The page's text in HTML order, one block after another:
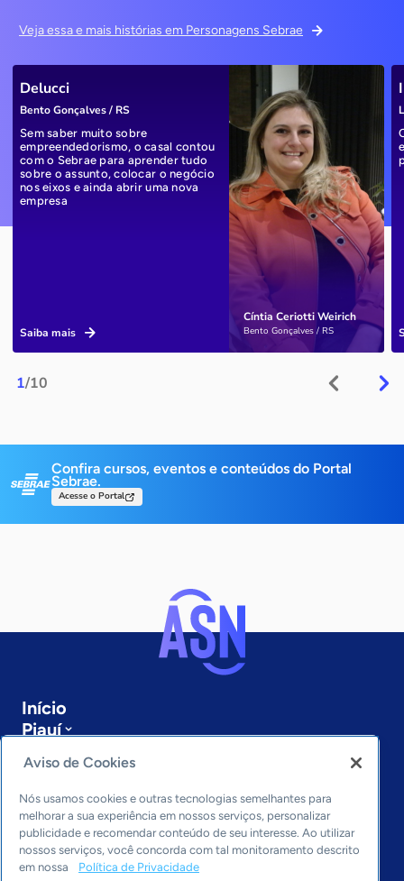
Veja essa e mais histórias em Personagens Sebrae
1/10
Cíntia Ceriotti Weirich
Bento Gonçalves / RS
Delucci
Bento Gonçalves / RS
Sem saber muito sobre
empreendedorismo, o casal contou
com o Sebrae para aprender tudo
sobre o assunto, colocar o negócio
nos eixos e ainda abrir uma nova
empresa
Saiba mais
Confira cursos, eventos e conteúdos do Portal
Sebrae.
Acesse o Portal
Início
Piauí
Sobre a ASN
Últimas notícias
Entre em contato
Editorias
Economia & Política
Inovação & Tecnologia
Aviso de Cookies
Nós usamos cookies e outras tecnologias semelhantes para
melhorar a sua experiência em nossos serviços, personalizar
publicidade e recomendar conteúdo de seu interesse. Ao utilizar
nossos serviços, você concorda com tal monitoramento descrito
em nossa
Política de Privacidade